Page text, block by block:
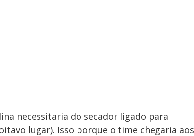
necessitaria do secador ligado para
lugar). Isso porque o time chegaria aos